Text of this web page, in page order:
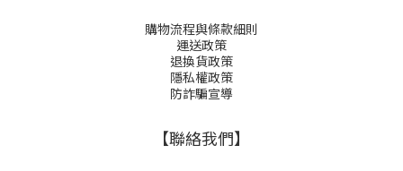
購物流程與條款細則
運送政策
退換貨政策
隱私權政策
防詐騙宣導
【聯絡我們】